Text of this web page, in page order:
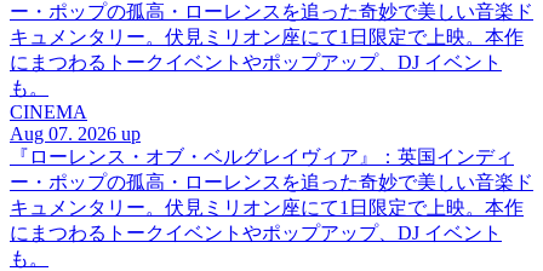
ー・ポップの孤高・ローレンスを追った奇妙で美しい音楽ド
キュメンタリー。伏見ミリオン座にて1日限定で上映。本作
にまつわるトークイベントやポップアップ、DJ イベント
も。
CINEMA
Aug 07. 2026 up
『ローレンス・オブ・ベルグレイヴィア』：英国インディ
ー・ポップの孤高・ローレンスを追った奇妙で美しい音楽ド
キュメンタリー。伏見ミリオン座にて1日限定で上映。本作
にまつわるトークイベントやポップアップ、DJ イベント
も。